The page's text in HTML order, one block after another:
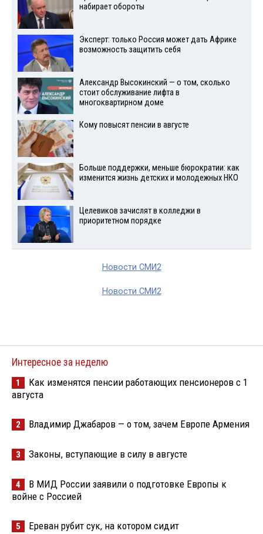
набирает обороты
Эксперт: только Россия может дать Африке
возможность защитить себя
Александр Высокинский — о том, сколько
стоит обслуживание лифта в
многоквартирном доме
Кому повысят пенсии в августе
Больше поддержки, меньше бюрократии: как
изменится жизнь детских и молодежных НКО
Целевиков зачислят в колледжи в
приоритетном порядке
Новости СМИ2
Новости СМИ2
Интересное за неделю
1
Как изменятся пенсии работающих пенсионеров с 1
августа
2 Владимир Джабаров — о том, зачем Европе Армения
3 Законы, вступающие в силу в августе
4
В МИД России заявили о подготовке Европы к
войне с Россией
5 Ереван рубит сук, на котором сидит